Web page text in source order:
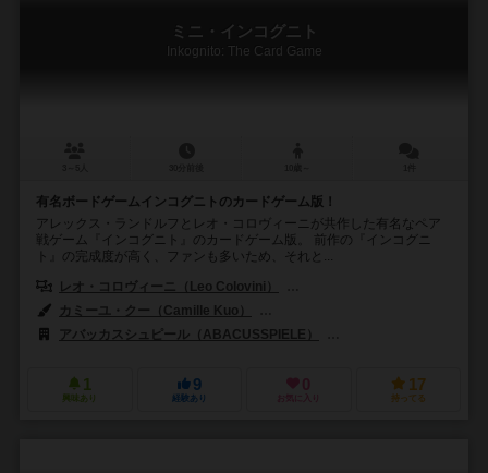
ミニ・インコグニト
Inkognito: The Card Game
有名ボードゲームインコグニトのカードゲーム版！
アレックス・ランドルフとレオ・コロヴィーニが共作した有名なペア
戦ゲーム『インコグニト』のカードゲーム版。 前作の『インコグニ
ト』の完成度が高く、ファンも多いため、それと...
レオ・コロヴィーニ（Leo Colovini）
カミーユ・クー（Camille Kuo）
アバッカスシュピール（ABACUSSPIELE）
1
興味あり
9
経験あり
0
お気に入り
17
持ってる